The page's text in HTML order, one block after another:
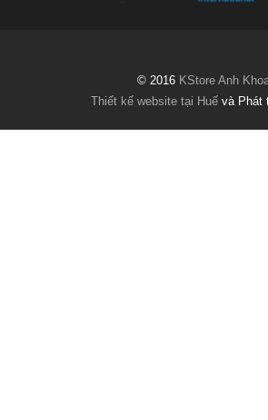
© 2016 KStore Anh
Thiết kế website tại Huế và Phát